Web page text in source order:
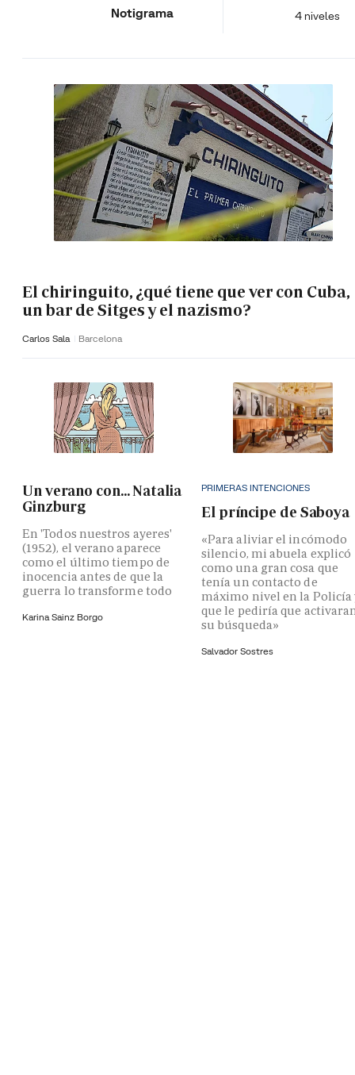
Notigrama 4 niveles
El chiringuito, ¿qué tiene que ver con Cuba,
un bar de Sitges y el nazismo?
Carlos Sala Barcelona
Un verano con... Natalia
Ginzburg
En 'Todos nuestros ayeres'
(1952), el verano aparece
como el último tiempo de
inocencia antes de que la
guerra lo transforme todo
Karina Sainz Borgo
PRIMERAS INTENCIONES
El príncipe de Saboya
«Para aliviar el incómodo
silencio, mi abuela explicó
como una gran cosa que
tenía un contacto de
máximo nivel en la Policía
que le pediría que
su búsqueda»
Salvador Sostres